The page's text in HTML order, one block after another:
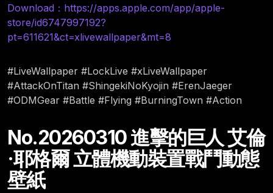
Download：https://apps.apple.com/app/apple-
store/id6747997192?
pt=611621&ct=xlivewallpaper&mt=8
#LiveWallpaper #LockLive #xLiveWallpaper
#AttackOnTitan #ShingekiNoKyojin #ErenJaeger
#ODMGear #Battle #Flying #BurningTown #Action
No.20260310 進擊的巨人 艾倫
·耶格爾 立體機動裝置戰鬥動態
壁紙